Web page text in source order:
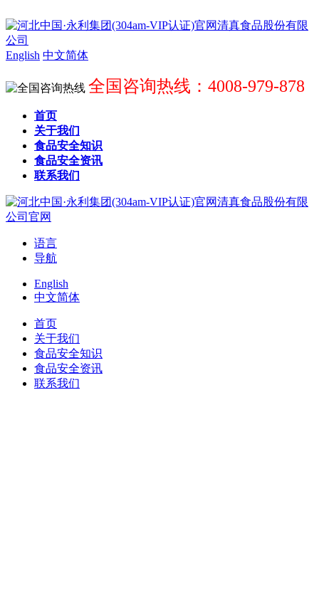
English 中文简体
全国咨询热线：4008-979-878
首页
关于我们
食品安全知识
食品安全资讯
联系我们
语言
导航
English
中文简体
首页
关于我们
食品安全知识
食品安全资讯
联系我们